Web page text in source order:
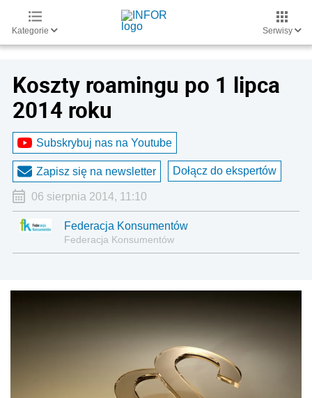
Kategorie Serwisy
Koszty roamingu po 1 lipca
2014 roku
Subskrybuj nas na Youtube
Zapisz się na newsletter Dołącz do ekspertów
06 sierpnia 2014, 11:10
Federacja Konsumentów
Federacja Konsumentów